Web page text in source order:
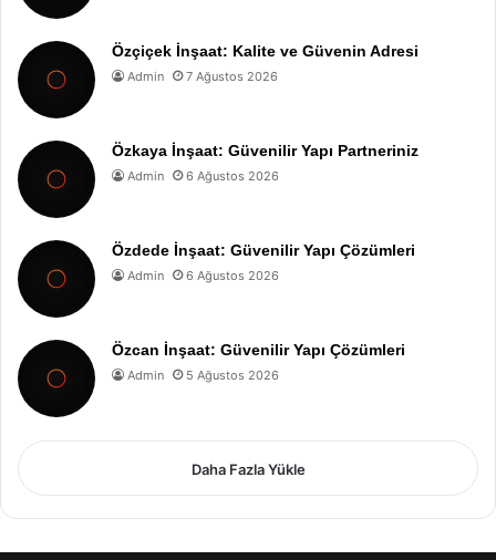
Özçiçek İnşaat: Kalite ve Güvenin Adresi
Admin 7 Ağustos 2026
Özkaya İnşaat: Güvenilir Yapı Partneriniz
Admin 6 Ağustos 2026
Özdede İnşaat: Güvenilir Yapı Çözümleri
Admin 6 Ağustos 2026
Özcan İnşaat: Güvenilir Yapı Çözümleri
Admin 5 Ağustos 2026
Daha Fazla Yükle